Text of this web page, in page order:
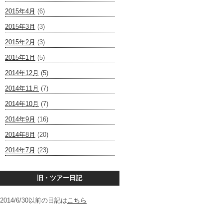
2015年4月 (6)
2015年3月 (3)
2015年2月 (3)
2015年1月 (5)
2014年12月 (5)
2014年11月 (7)
2014年10月 (7)
2014年9月 (16)
2014年8月 (20)
2014年7月 (23)
旧・ツアー日記
2014/6/30以前の日記はこちら